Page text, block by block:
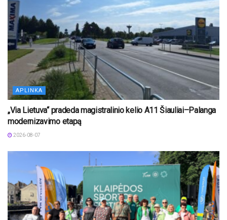
APLINKA
„Via Lietuva“ pradeda magistralinio kelio A11 Šiauliai–Palanga
modernizavimo etapą
2026-08-07